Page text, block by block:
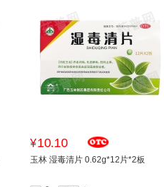
¥10.10
玉林 湿毒清片 0.62g*12片*2板